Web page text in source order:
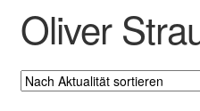
Oliver